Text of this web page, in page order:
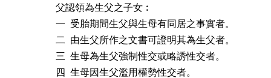
父認領為生父之子女︰
一  受胎期間生父與生母有同居之事實者。
二  由生父所作之文書可證明其為生父者。
三  生母為生父強制性交或略誘性交者。
四  生母因生父濫用權勢性交者。